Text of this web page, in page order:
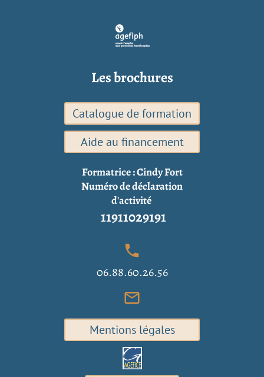
Les brochures
Catalogue de formation
Aide au financement
Formatrice : Cindy Fort
Numéro dedéclaration
d'activité
11911029191
local_phone
06.88.60.26.56
mail_outline
Mentions légales